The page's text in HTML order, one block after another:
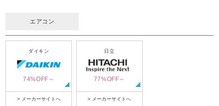
エアコン
ダイキン
74%OFF～
> メーカーサイトへ
日立
77%OFF～
> メーカーサイトへ